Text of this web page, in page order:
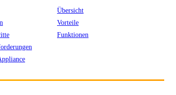
Übersicht
Vorteile
Funktionen